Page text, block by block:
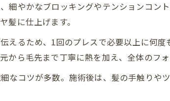
細やかなブロッキングやテンションコン
髪に仕上げます。
えるため、1回のプレスで必要以上に何
ら毛先まで丁寧に熱を加え、全体のフ
なコツが多数。施術後は、髪の手触りや